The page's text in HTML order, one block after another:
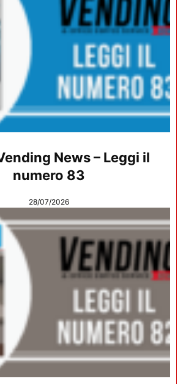
News – Leggi il
numero 83
28/07/2026